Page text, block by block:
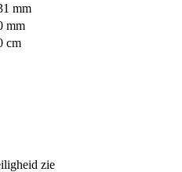
mm
mm
cm
zie